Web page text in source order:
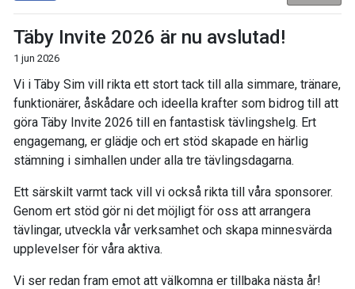
Täby Invite 2026 är nu avslutad!
1 jun 2026
Vi i Täby Sim vill rikta ett stort tack till alla simmare, tränare,
funktionärer, åskådare och ideella krafter som bidrog till att
göra Täby Invite 2026 till en fantastisk tävlingshelg. Ert
engagemang, er glädje och ert stöd skapade en härlig
stämning i simhallen under alla tre tävlingsdagarna.
Ett särskilt varmt tack vill vi också rikta till våra sponsorer.
Genom ert stöd gör ni det möjligt för oss att arrangera
tävlingar, utveckla vår verksamhet och skapa minnesvärda
upplevelser för våra aktiva.
Vi ser redan fram emot att välkomna er tillbaka nästa år!